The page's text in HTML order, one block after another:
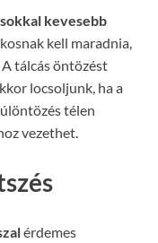
sokkal kevesebb
kell maradnia,
tálcás öntözést
locsoljunk, ha a
télen
vezethet.
érdemes